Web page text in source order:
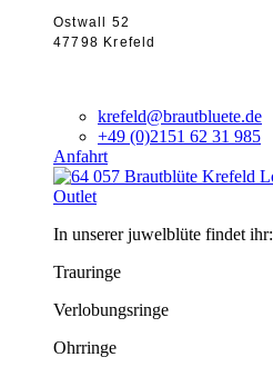
Ostwall 52
47798 Krefeld
krefeld@brautbluete.de
+49 (0)2151 62 31 985
Anfahrt
Outlet
In unserer juwelblüte findet ihr:
Trauringe
Verlobungsringe
Ohrringe